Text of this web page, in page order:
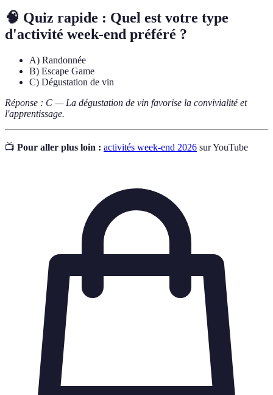
🧠 Quiz rapide : Quel est votre type
d'activité week-end préféré ?
A) Randonnée
B) Escape Game
C) Dégustation de vin
Réponse : C — La dégustation de vin favorise la convivialité et
l'apprentissage.
📺 Pour aller plus loin : activités week-end 2026 sur YouTube